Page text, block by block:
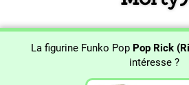
La figurine Funko Pop Pop Rick
intéresse ?